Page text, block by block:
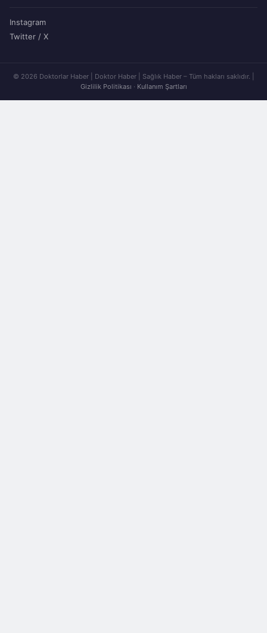
Instagram
Twitter / X
© 2026 Doktorlar Haber | Doktor Haber | Sağlık Haber – Tüm hakları saklıdır. |
Gizlilik Politikası · Kullanım Şartları